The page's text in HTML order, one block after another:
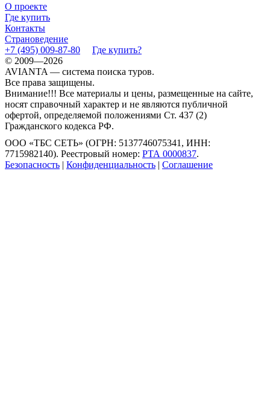
О проекте
Где купить
Контакты
Страноведение
+7 (495) 009-87-80
Где купить?
© 2009—2026
AVIANTA — система поиска туров.
Все права защищены.
Внимание!!! Все материалы и цены, размещенные на сайте,
носят справочный характер и не являются публичной
офертой, определяемой положениями Ст. 437 (2)
Гражданского кодекса РФ.
ООО «ТБС СЕТЬ» (ОГРН: 5137746075341, ИНН:
7715982140). Реестровый номер: РТА 0000837.
Безопасность | Конфиденциальность | Соглашение